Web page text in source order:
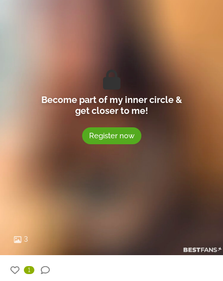
3
Become part of my inner circle &
get closer to me!
Register now
1